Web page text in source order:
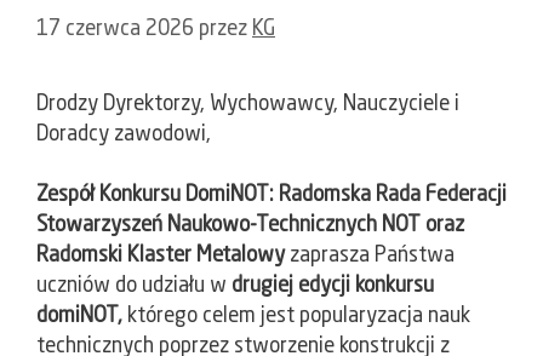
17 czerwca 2026 przez KG
Drodzy Dyrektorzy, Wychowawcy, Nauczyciele i
Doradcy zawodowi,
Zespół Konkursu DomiNOT: Radomska Rada Federacji
Stowarzyszeń Naukowo-Technicznych NOT oraz
Radomski Klaster Metalowyzaprasza Państwa
uczniów do udziału w drugiej edycji konkursu
domiNOT, którego celem jest popularyzacja nauk
technicznych poprzez stworzenie konstrukcji z